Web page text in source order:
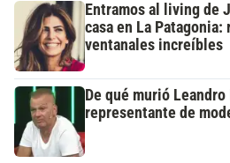
Entramos al living de
casa en La Patagonia:
ventanales increíbles
De qué murió
representante de